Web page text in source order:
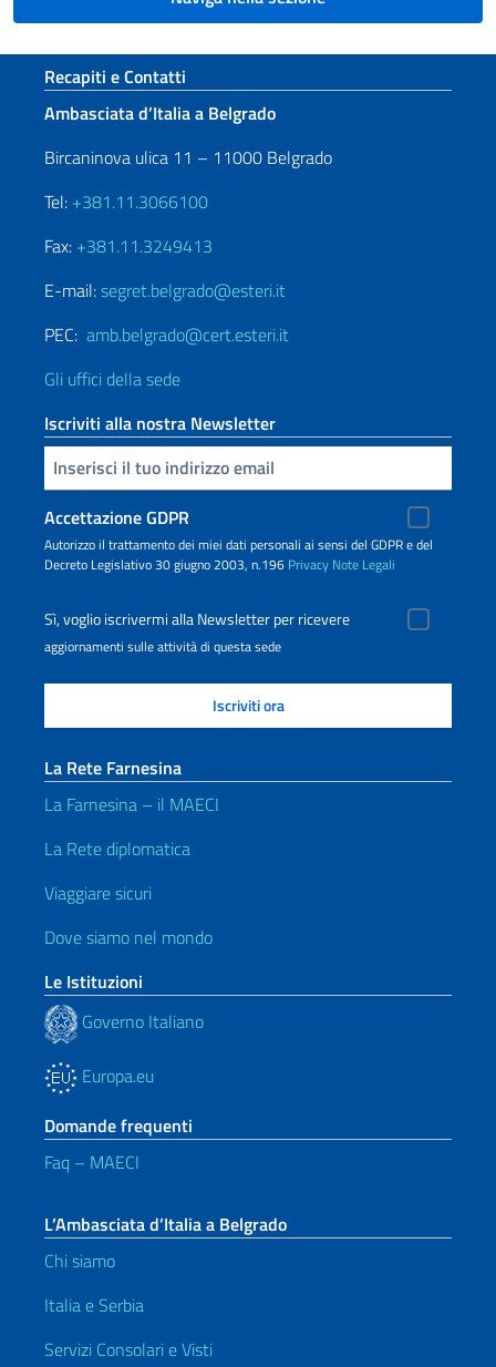
Sezione footer
Recapiti e Contatti
Ambasciata d’Italia a Belgrado
Bircaninova ulica 11 – 11000 Belgrado
Tel: +381.11.3066100
Fax: +381.11.3249413
E-mail:segret.belgrado@esteri.it
PEC: amb.belgrado@cert.esteri.it
Gli uffici della sede
Iscriviti alla nostra Newsletter
Inserisci la tua email
Accettazione GDPR
Autorizzo il trattamento dei miei dati personali ai sensi del GDPR e del
Decreto Legislativo 30 giugno 2003, n.196 Privacy Note Legali
Sì, voglio iscrivermi alla Newsletter per ricevere
aggiornamenti sulle attività di questa sede
La Rete Farnesina
La Farnesina – il MAECI
La Rete diplomatica
Viaggiare sicuri
Dove siamo nel mondo
Le Istituzioni
Governo Italiano
Europa.eu
Domande frequenti
Faq – MAECI
L’Ambasciata d’Italia a Belgrado
Chi siamo
Italia e Serbia
Servizi Consolari e Visti